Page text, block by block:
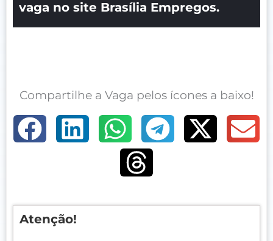
vaga no site Brasília Empregos.
Compartilhe a Vaga pelos ícones a baixo!
Atenção!